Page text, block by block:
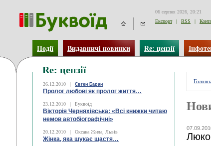
06 серпня 2026, 20:21
Експорт
| RSS |
Події Видавничі новинки Re: цензії
Re: цензії
26.12.2010 | Євген Баран
Пролог любові як пролог життя…
23.12.2010 | Буквоїд
Вікторія Черняхівська: «Всі книжки читаю
немов автобіографічні»
20.12.2010 | Оксана Жила, Львів
Жінка, яка шукає щастя…